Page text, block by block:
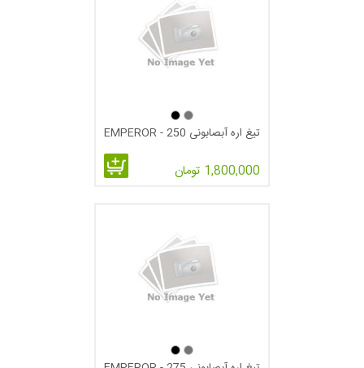
سیاه یا VAPO :در این نوع پوشش سطحی با یک مرحله عملیات
حرارتی بیشتر (steam treatment) سطح تیغه سیاه شده و مقاومت
سایشی آن به طور قابل توجهی افزایش پیدا می کند که به طور
معمول عمق این پوشش 3 میکرون می باشد.از این نوع پوشش برای
تیغ اره آبصابونی 250 - EMPEROR
1,800,000 تومان